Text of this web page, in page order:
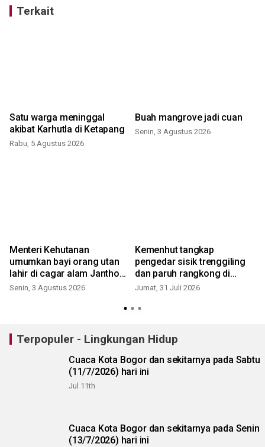
Terkait
Satu warga meninggal
akibat Karhutla di Ketapang
Rabu, 5 Agustus 2026
Buah mangrove jadi cuan
Senin, 3 Agustus 2026
Menteri Kehutanan
umumkan bayi orang utan
lahir di cagar alam Jantho
Aceh
Senin, 3 Agustus 2026
Kemenhut tangkap
pengedar sisik trenggiling
dan paruh rangkong di
Padang
Jumat, 31 Juli 2026
Terpopuler - Lingkungan Hidup
Cuaca Kota Bogor dan sekitarnya pada Sabtu
(11/7/2026) hari ini
Jul 11th
Cuaca Kota Bogor dan sekitarnya pada Senin
(13/7/2026) hari ini